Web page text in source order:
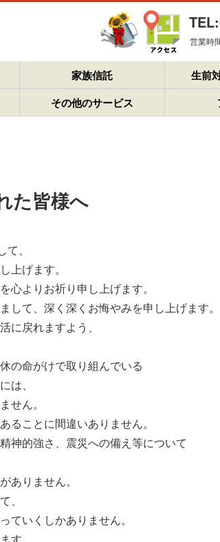
営業時
家族信託 生前
その他のサービス
た皆様へ
、
上げます。
心よりお祈り申し上げます。
て、深く深くお悔やみを申し上げます。
に戻れますよう、
の命がけで取り組んでいる
は、
せん。
ることに間違いありません。
神的強さ、震災への備え等について
ありません。
、
ていくしかありません。